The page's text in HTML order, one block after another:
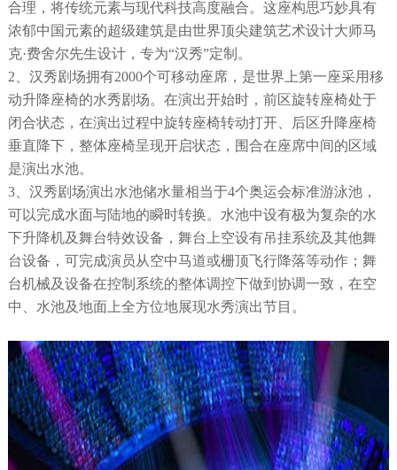
合理，将传统元素与现代科技高度融合。这座构思巧妙具有
浓郁中国元素的超级建筑是由世界顶尖建筑艺术设计大师马
克·费舍尔先生设计，专为“汉秀”定制。
2、汉秀剧场拥有2000个可移动座席，是世界上第一座采用移
动升降座椅的水秀剧场。在演出开始时，前区旋转座椅处于
闭合状态，在演出过程中旋转座椅转动打开、后区升降座椅
垂直降下，整体座椅呈现开启状态，围合在座席中间的区域
是演出水池。
3、汉秀剧场演出水池储水量相当于4个奥运会标准游泳池，
可以完成水面与陆地的瞬时转换。水池中设有极为复杂的水
下升降机及舞台特效设备，舞台上空设有吊挂系统及其他舞
台设备，可完成演员从空中马道或栅顶飞行降落等动作；舞
台机械及设备在控制系统的整体调控下做到协调一致，在空
中、水池及地面上全方位地展现水秀演出节目。